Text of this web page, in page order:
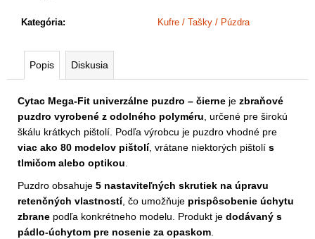
Kategória: Kufre / Tašky / Púzdra
Popis Diskusia
Cytac Mega-Fit univerzálne puzdro – čierne je zbraňové
puzdro vyrobené z odolného polyméru , určené pre širokú
škálu krátkych pištolí. Podľa výrobcu je puzdro vhodné pre
viac ako 80 modelov pištolí, vrátane niektorých pištolí s
tlmičom alebo optikou
Puzdro obsahuje 5 nastaviteľných skrutiek na úpravu
retenčných vlastností, čo umožňuje prispôsobenie úchytu
zbrane podľa konkrétneho modelu. Produkt je dodávaný s
pádlo-úchytom pre nosenie za opaskom